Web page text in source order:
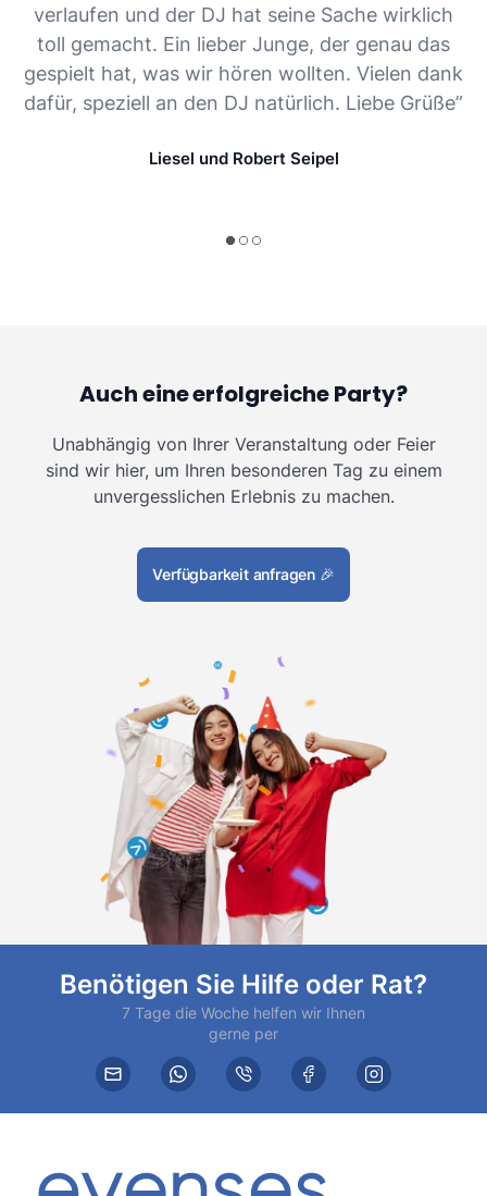
verlaufen und der DJ hat seine Sache wirklich
toll gemacht. Ein lieber Junge, der genau das
gespielt hat, was wir hören wollten. Vielen dank
dafür, speziell an den DJ natürlich. Liebe Grüße”
Liesel und Robert Seipel
Auch eine erfolgreiche Party?
Unabhängig von Ihrer Veranstaltung oder Feier
sind wir hier, um Ihren besonderen Tag zu einem
unvergesslichen Erlebnis zu machen.
Verfügbarkeit anfragen 🎉
Benötigen Sie Hilfe oder Rat?
7 Tage die Woche helfen wir Ihnen
gerne per